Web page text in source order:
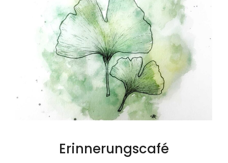
Erinnerungscafé